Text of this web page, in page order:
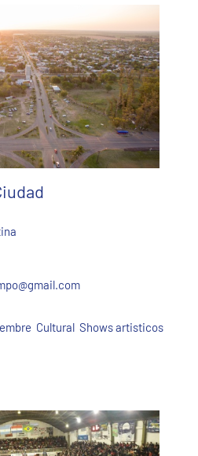
Cultural Shows artisticos